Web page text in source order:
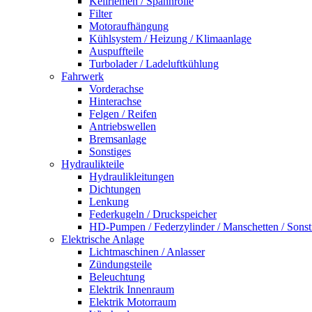
Filter
Motoraufhängung
Kühlsystem / Heizung / Klimaanlage
Auspuffteile
Turbolader / Ladeluftkühlung
Fahrwerk
Vorderachse
Hinterachse
Felgen / Reifen
Antriebswellen
Bremsanlage
Sonstiges
Hydraulikteile
Hydraulikleitungen
Dichtungen
Lenkung
Federkugeln / Druckspeicher
HD-Pumpen / Federzylinder / Manschetten /
Elektrische Anlage
Lichtmaschinen / Anlasser
Zündungsteile
Beleuchtung
Elektrik Innenraum
Elektrik Motorraum